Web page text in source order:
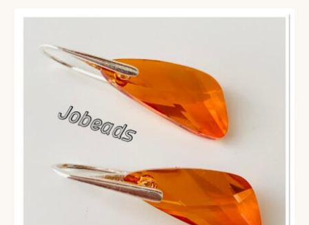
MIJN ACCOUNT
TRANSLATE
VERZENDKOSTEN